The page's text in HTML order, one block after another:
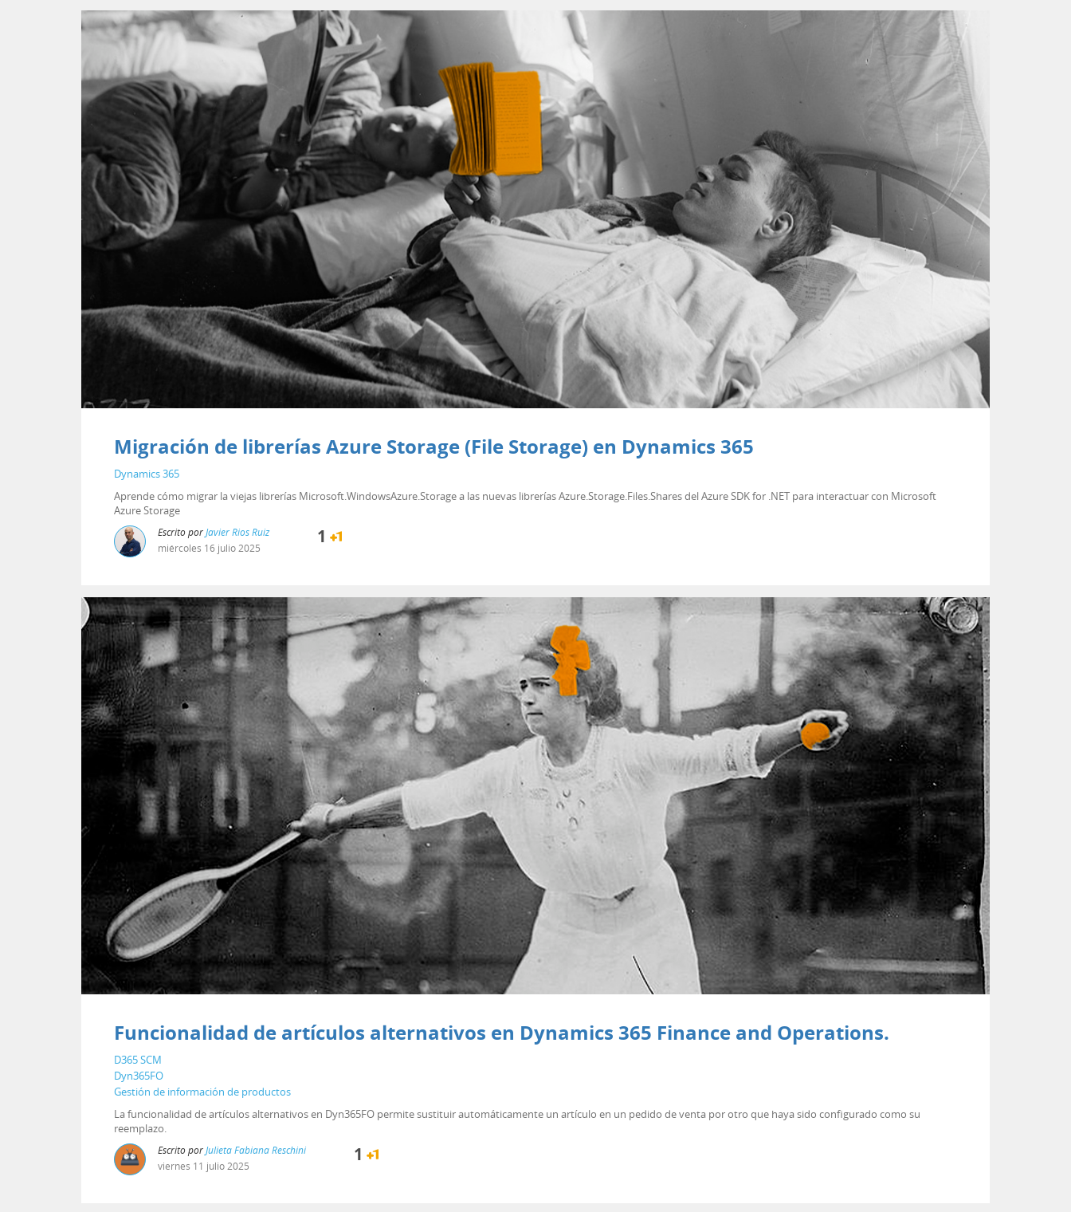
Migración de librerías Azure Storage (File Storage) en Dynamics 365
Dynamics 365
Aprende cómo migrar la viejas librerías Microsoft.WindowsAzure.Storage a las nuevas librerías Azure.Storage.Files.Shares del Azure SDK for .NET para interactuar con Microsoft
Azure Storage
Escrito porJavier Rios Ruiz
miércoles 16 julio2025
1
Funcionalidad de artículos alternativos en Dynamics 365 Finance and Operations.
D365 SCM
Dyn365FO
Gestión de información de productos
La funcionalidad de artículos alternativos en Dyn365FO permite sustituir automáticamente un artículo en un pedido de venta por otro que haya sido configurado como su
reemplazo.
Escrito porJulieta Fabiana Reschini
viernes 11 julio2025
1